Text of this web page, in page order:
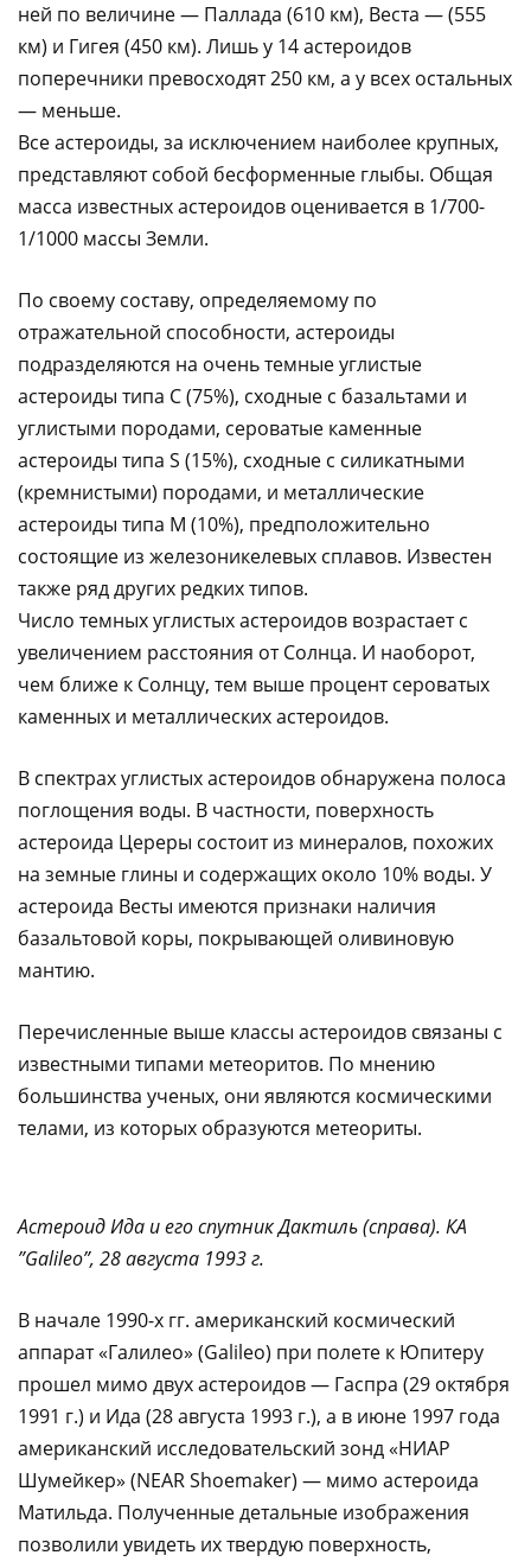
ней по величине — Паллада (610 км), Веста — (555
км) и Гигея (450 км). Лишь у 14 астероидов
поперечники превосходят 250 км, а у всех остальных
— меньше.
Все астероиды, за исключением наиболее крупных,
представляют собой бесформенные глыбы. Общая
масса известных астероидов оценивается в 1/700-
1/1000 массы Земли.
По своему составу, определяемому по
отражательной способности, астероиды
подразделяются на очень темные углистые
астероиды типа С (75%), сходные с базальтами и
углистыми породами, сероватые каменные
астероиды типа S (15%), сходные с силикатными
(кремнистыми) породами, и металлические
астероиды типа М (10%), предположительно
состоящие из железоникелевых сплавов. Известен
также ряд других редких типов.
Число темных углистых астероидов возрастает с
увеличением расстояния от Солнца. И наоборот,
чем ближе к Солнцу, тем выше процент сероватых
каменных и металлических астероидов.
В спектрах углистых астероидов обнаружена полоса
поглощения воды. В частности, поверхность
астероида Цереры состоит из минералов, похожих
на земные глины и содержащих около 10% воды. У
астероида Весты имеются признаки наличия
базальтовой коры, покрывающей оливиновую
мантию.
Перечисленные выше классы астероидов связаны с
известными типами метеоритов. По мнению
большинства ученых, они являются космическими
телами, из которых образуются метеориты.
Астероид Ида и его спутник Дактиль (справа). КА
”Galileo”, 28 августа 1993 г.
В начале 1990-х гг. американский космический
аппарат «Галилео» (Galileo) при полете к Юпитеру
прошел мимо двух астероидов — Гаспра (29 октября
1991 г.) и Ида (28 августа 1993 г.), а в июне 1997 года
американский исследовательский зонд «НИАР
Шумейкер» (NEAR Shoemaker) — мимо астероида
Матильда. Полученные детальные изображения
позволили увидеть их твердую поверхность,